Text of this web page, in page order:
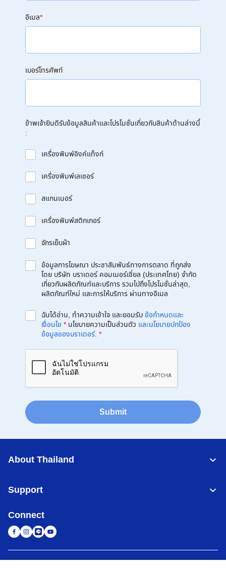
อีเมล*
เบอร์โทรศัพท์
ข้าพเจ้ายินดีรับข้อมูลสินค้าและโปรโมชั่นเกี่ยวกับสินค้าด้านล่างนี้
:
เครื่องพิมพ์อิงค์แท็งก์
เครื่องพิมพ์เลเซอร์
สแกนเนอร์
เครื่องพิมพ์สติกเกอร์
จักรเย็บผ้า
ข้อมูลการโฆษณา ประชาสัมพันธ์ทางการตลาด ที่ถูกส่ง
โดย บริษัท บราเดอร์ คอมเมอร์เชี่ยล (ประเทศไทย) จำกัด
เกี่ยวกับผลิตภัณฑ์และบริการ รวมไปถึงโปรโมชั่นล่าสุด,
ผลิตภัณฑ์ใหม่ และการให้บริการ ผ่านทางอีเมล
ฉันได้อ่าน, ทำความเข้าใจ และยอมรับข้อกำหนดและ
เงื่อนไข * นโยบายความเป็นส่วนตัว และนโยบายปกป้อง
ข้อมูลของบราเดอร์. *
Submit
About Thailand
Support
Connect